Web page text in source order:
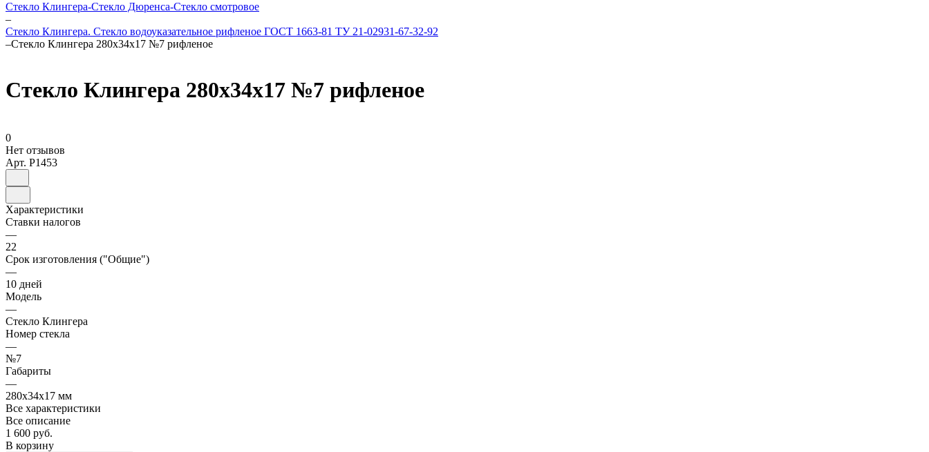
Стекло Клингера-Стекло Дюренса-Стекло смотровое
–
Стекло Клингера. Стекло водоуказательное рифленое ГОСТ 1663-81 ТУ 21-02931-67-32-92
–Стекло Клингера 280х34х17 №7 рифленое
Стекло Клингера 280х34х17 №7 рифленое
0
Нет отзывов
Арт. P1453
Характеристики
Ставки налогов
—
22
Срок изготовления ("Общие")
—
10 дней
Модель
—
Стекло Клингера
Номер стекла
—
№7
Габариты
—
280х34х17 мм
Все характеристики
Все описание
1 600 руб.
В корзину